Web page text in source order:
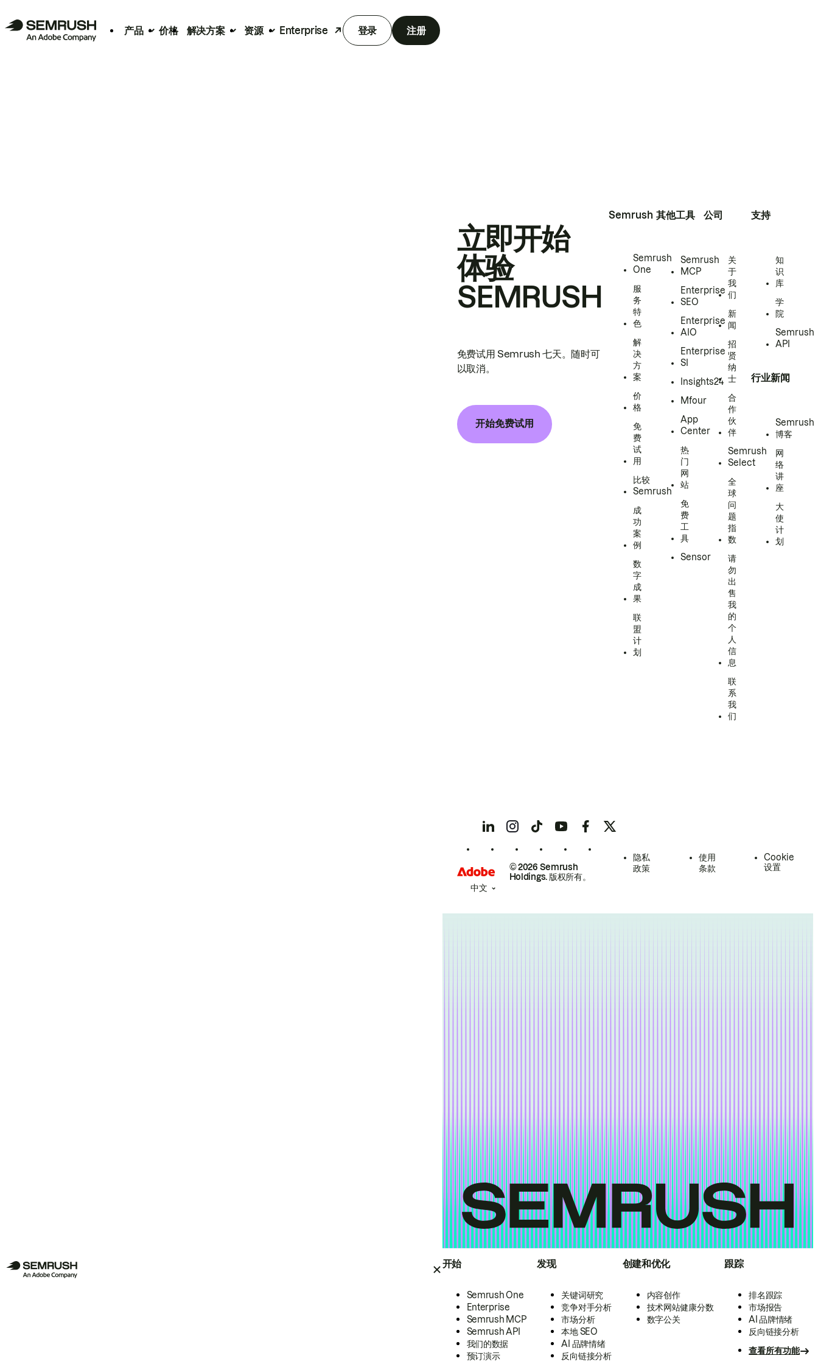
产品 价格 解决方案 资源 Enterprise 登录 注册
开始
Semrush One
Enterprise
Semrush MCP
Semrush API
我们的数据
预订演示
发现
关键词研究
竞争对手分析
市场分析
本地 SEO
AI 品牌情绪
反向链接分析
创建和优化
内容创作
技术网站健康分数
数字公关
跟踪
排名跟踪
市场报告
AI 品牌情绪
反向链接分析
查看所有功能
立即开始
体验
SEMRUSH
免费试用 Semrush 七天。随时可
以取消。
开始免费试用
Semrush
Semrush
One
服
务
特
色
解
决
方
案
价
格
免
费
试
用
比较
Semrush
成
功
案
例
数
字
成
果
联
盟
计
划
其他工具
Semrush
MCP
Enterprise
SEO
Enterprise
AIO
Enterprise
SI
Insights24
Mfour
App
Center
热
门
网
站
免
费
工
具
Sensor
公司
关
于
我
们
新
闻
招
贤
纳
士
合
作
伙
伴
Semrush
Select
全
球
问
题
指
数
请
勿
出
售
我
的
个
人
信
息
联
系
我
们
支持
知
识
库
学
院
Semrush
API
行业新闻
Semrush
博客
网
络
讲
座
大
使
计
划
© 2026 Semrush
Holdings. 版权所有。
隐私
政策
使用
条款
Cookie
设置
中文